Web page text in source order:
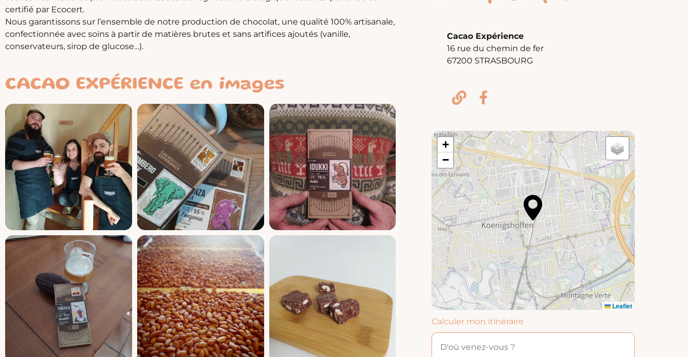
certifié par Ecocert.
Nous garantissons sur l’ensemble de notre production de chocolat, une qualité 100% artisanale,
confectionnée avec soins à partir de matières brutes et sans artifices ajoutés (vanille,
conservateurs, sirop de glucose…).
CACAO EXPÉRIENCE en images
Cacao Expérience
16 rue du chemin de fer
67200 STRASBOURG
+
−
Leaflet
Calculer mon itinéraire